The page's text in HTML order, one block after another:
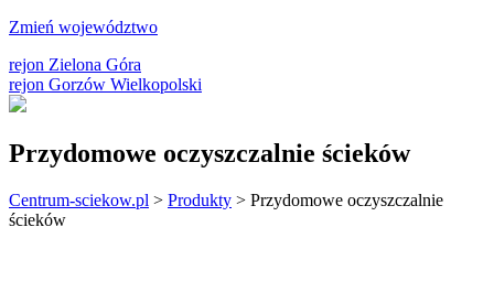
Zmień województwo
rejon Zielona Góra
rejon Gorzów Wielkopolski
Przydomowe oczyszczalnie ścieków
Centrum-sciekow.pl > Produkty > Przydomowe oczyszczalnie
ścieków